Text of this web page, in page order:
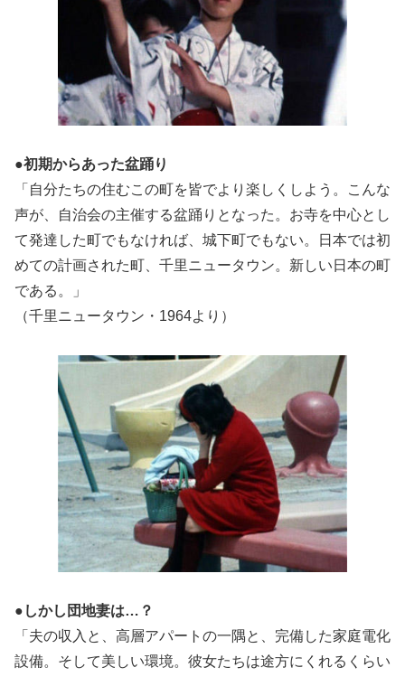
●初期からあった盆踊り
「自分たちの住むこの町を皆でより楽しくしよう。こんな
声が、自治会の主催する盆踊りとなった。お寺を中心とし
て発達した町でもなければ、城下町でもない。日本では初
めての計画された町、千里ニュータウン。新しい日本の町
である。」
（千里ニュータウン・1964より）
●しかし団地妻は…？
「夫の収入と、高層アパートの一隅と、完備した家庭電化
設備。そして美しい環境。彼女たちは途方にくれるくらい